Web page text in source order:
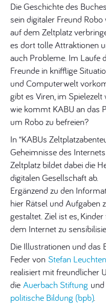
Die Geschichte des
sein digitaler Freund
auf dem Zeltplatz
es dort tolle Attraktionen
auch Probleme. Im Laufe
Freunde in knifflige
und Computerwelt
gibt es Viren, im
wie kommt KABU an das
um Robo zu befreien?
In “KABUs
Geheimnisse des
Zeltplatz bildet dabei die
digitalen Gesellschaft ab.
Ergänzend zu den
hier Rätsel und Aufgaben
gestaltet. Ziel ist es,
dem Internet zu
Die Illustrationen und
Feder von Stefan
realisiert mit freundlicher
die Auerbach Stiftung
politische Bildung (bpb).